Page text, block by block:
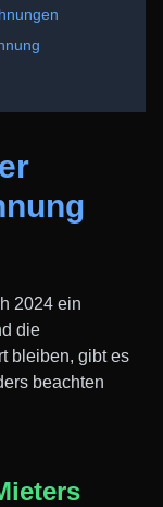
2024 ein
die
bleiben, gibt es
beachten